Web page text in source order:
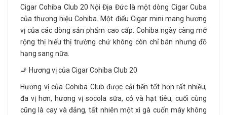
Cigar Cohiba Club 20 Nội Địa Đức là một dòng Cigar Cuba
của thương hiệu Cohiba. Một điếu Cigar mini mang hương
vị của các dòng sản phẩm cao cấp. Cohiba ngày càng mở
rộng thị hiếu thị trường chứ không còn chỉ bán nhưng đồ
hạng sang nữa.
🚬 Hương vị của Cigar Cohiba Club 20
Hương vị của Cohiba Club được cải tiến tốt hơn rất nhiều,
đa vị hơn, hương vị socola sữa, cỏ và hạt tiêu, cuối cùng
cũng là cay và đắng, tất nhiên một xì gà cuốn máy không